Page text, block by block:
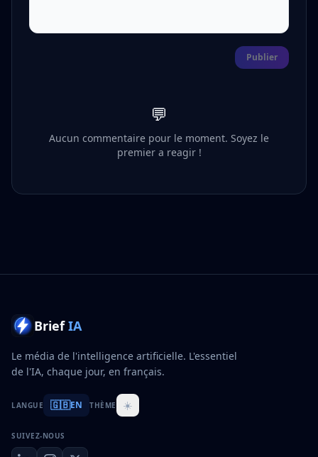
Publier
💬
Aucun commentaire pour le moment. Soyez le
premier a reagir !
Brief IA
Le média de l'intelligence artificielle. L'essentiel
de l'IA, chaque jour, en français.
LANGUE 🇬🇧EN THÈME ☀️
SUIVEZ-NOUS